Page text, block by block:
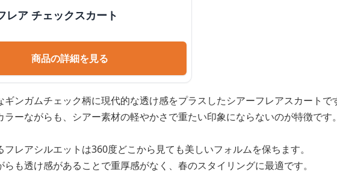
レア チェックスカート
商品の詳細を見る
ギンガムチェック柄に現代的な透け感をプラスしたシアーフレアスカートで
ラーながらも、シアー素材の軽やかさで重たい印象にならないのが特徴です
フレアシルエットは360度どこから見ても美しいフォルムを保ちます。
らも透け感があることで重厚感がなく、春のスタイリングに最適です。